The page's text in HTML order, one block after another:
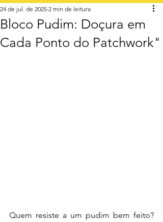
Bloco Pudim: Doçura em
Cada Ponto do Patchwork"
24 de jul. de 2025 2 min de leitura
Quem resiste a um pudim bem feito?